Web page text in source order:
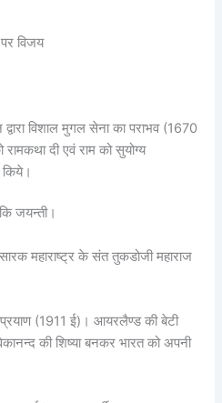
पर विजय
विशाल मुगल सेना का पराभव (1670
दी एवं राम को सुयोग्य
किये।
जयन्ती।
महाराष्ट्र के संत तुकडोजी महाराज
(1911 ई)। आयरलैण्ड की बेटी
की शिष्या बनकर भारत को अपनी